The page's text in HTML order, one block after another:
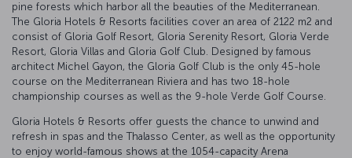
pine forests which harbor all the beauties of the Mediterranean.
The Gloria Hotels & Resorts facilities cover an area of 2122 m2 and
consist of Gloria Golf Resort, Gloria Serenity Resort, Gloria Verde
Resort, Gloria Villas and Gloria Golf Club. Designed by famous
architect Michel Gayon, the Gloria Golf Club is the only 45-hole
course on the Mediterranean Riviera and has two 18-hole
championship courses as well as the 9-hole Verde Golf Course.
Gloria Hotels & Resorts offer guests the chance to unwind and
refresh in spas and the Thalasso Center, as well as the opportunity
to enjoy world-famous shows at the 1054-capacity Arena